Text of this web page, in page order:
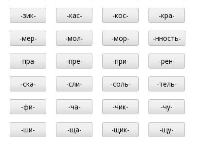
-зик- -кас- -кос- -кра-
-мер- -мол- -мор- -нность-
-пра- -пре- -при- -рен-
-ска- -сли- -соль- -тель-
-фи- -ча- -чик- -чу-
-ши- -ща- -щик- -щу-